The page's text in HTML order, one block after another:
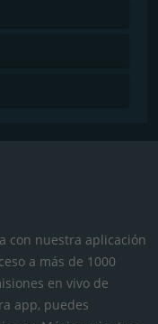
con nuestra aplicación
a más de 1000
en vivo de
app, puedes